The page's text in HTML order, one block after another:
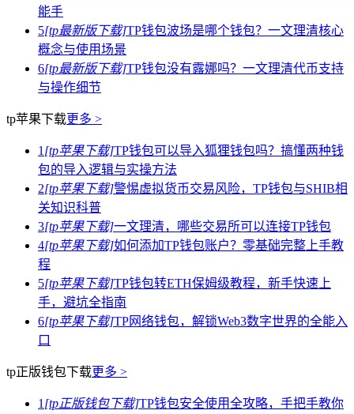
能手
5[tp最新版下载]TP钱包波场是哪个钱包？一文理清核心
概念与使用场景
6[tp最新版下载]TP钱包没有露娜吗？一文理清代币支持
与操作细节
tp苹果下载更多 >
1 [tp苹果下载]TP钱包可以导入狐狸钱包吗？搞懂两种钱
包的导入逻辑与实操方法
2[tp苹果下载]警惕虚拟货币交易风险，TP钱包与SHIB相
关知识科普
3[tp苹果下载]一文理清，哪些交易所可以连接TP钱包
4[tp苹果下载]如何添加TP钱包账户？零基础完整上手教
程
5[tp苹果下载]TP钱包转ETH保姆级教程，新手快速上
手，避坑全指南
6[tp苹果下载]TP网络钱包，解锁Web3数字世界的全能入
口
tp正版钱包下载更多 >
1 [tp正版钱包下载]TP钱包安全使用全攻略，手把手教你